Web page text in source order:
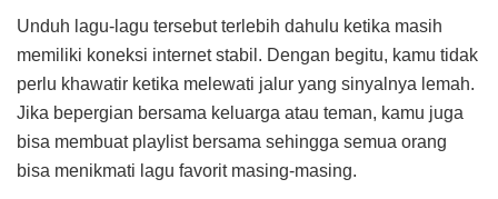
Unduh lagu-lagu tersebut terlebih dahulu ketika masih
memiliki koneksi internet stabil. Dengan begitu, kamu tidak
perlu khawatir ketika melewati jalur yang sinyalnya lemah.
Jika bepergian bersama keluarga atau teman, kamu juga
bisa membuat playlist bersama sehingga semua orang
bisa menikmati lagu favorit masing-masing.